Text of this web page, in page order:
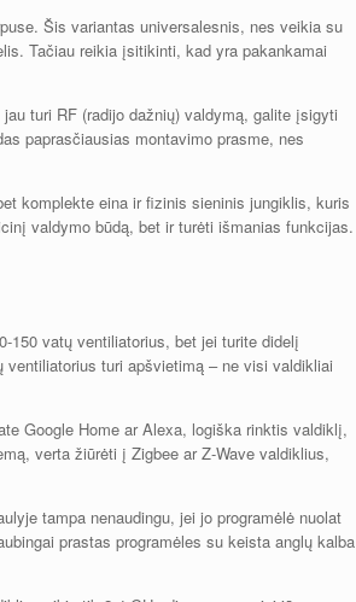
Šis variantas universalesnis, nes veikia su
Tačiau reikia įsitikinti, kad yra pakankamai
turi RF (radijo dažnių) valdymą, galite įsigyti
paprasčiausias montavimo prasme, nes
komplekte eina ir fizinis sieninis jungiklis, kuris
valdymo būdą, bet ir turėti išmanias funkcijas.
150 vatų ventiliatorius, bet jei turite didelį
turi apšvietimą – ne visi valdikliai
Google Home ar Alexa, logiška rinktis valdiklį,
verta žiūrėti į Zigbee ar Z-Wave valdiklius,
tampa nenaudingu, jei jo programėlė nuolat
prastas programėles su keista anglų kalba